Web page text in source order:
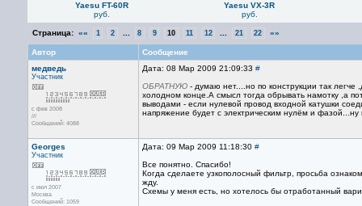
Yaesu FT-60R
руб.
Yaesu VX-3R
руб.
Страница: «« 1 2 8 9 10 11 12 21 22 »»
Автор
Сообщение
медведь
Участник
с фев 2008
///
Сообщений: 4088
Дата: 08 Мар 2009 21:09:33 #
ОБРАТНУЮ - думаю нет....но по конструкции так
холодном конце.А смысл тогда обрывать намотку ,а
выводами - если нулевой провод входной катушки
напряжение будет с электрическим нулём и
Georges
Участник
с июл 2007
Москва
Сообщений: 1059
Дата: 09 Мар 2009 11:18:30 #
Все понятно. Спасибо!
Когда сделаете узкополосный фильтр, просьба
жду.
Схемы у меня есть, но хотелось бы отработанный